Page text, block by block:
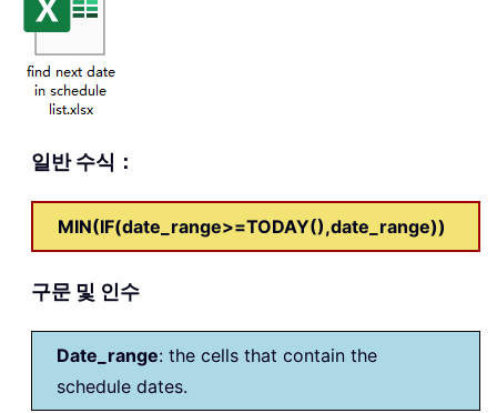
일반 수식：
MIN(IF(date_range>=TODAY(),date_range))
구문 및 인수
Date_range: the cells that contain the
schedule dates.